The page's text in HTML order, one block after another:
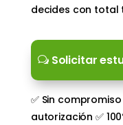
decides con total
Solicitar
✅ Sin
autorización ✅